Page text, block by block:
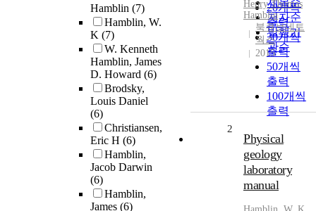
Hamblin (7)
Hamblin, W.
K (7)
W. Kenneth
Hamblin, James
D. Howard (6)
Brodsky,
Louis Daniel
(6)
Christiansen,
Eric H (6)
Hamblin,
Jacob Darwin
(6)
Hamblin,
James (6)
제목순
저자순
발행기
관순
20개씩
출력
30개씩
출력
50개씩
출력
100개씩
출력
Henry Thomas
Hamblin
북큐브네트
웍스
2015
2
Physical
geology
laboratory
manual